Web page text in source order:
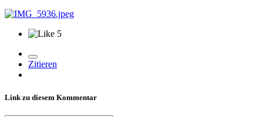
5
Zitieren
Link zu diesem Kommentar